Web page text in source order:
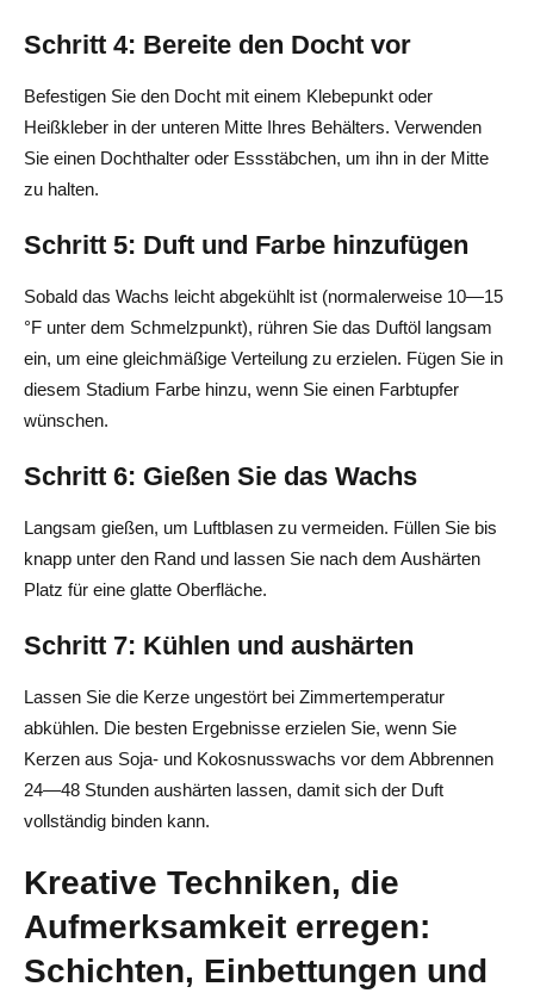
Schritt 4: Bereite den Docht vor
Befestigen Sie den Docht mit einem Klebepunkt oder
Heißkleber in der unteren Mitte Ihres Behälters. Verwenden
Sie einen Dochthalter oder Essstäbchen, um ihn in der Mitte
zu halten.
Schritt 5: Duft und Farbe hinzufügen
Sobald das Wachs leicht abgekühlt ist (normalerweise 10—15
°F unter dem Schmelzpunkt), rühren Sie das Duftöl langsam
ein, um eine gleichmäßige Verteilung zu erzielen. Fügen Sie in
diesem Stadium Farbe hinzu, wenn Sie einen Farbtupfer
wünschen.
Schritt 6: Gießen Sie das Wachs
Langsam gießen, um Luftblasen zu vermeiden. Füllen Sie bis
knapp unter den Rand und lassen Sie nach dem Aushärten
Platz für eine glatte Oberfläche.
Schritt 7: Kühlen und aushärten
Lassen Sie die Kerze ungestört bei Zimmertemperatur
abkühlen. Die besten Ergebnisse erzielen Sie, wenn Sie
Kerzen aus Soja- und Kokosnusswachs vor dem Abbrennen
24—48 Stunden aushärten lassen, damit sich der Duft
vollständig binden kann.
Kreative Techniken, die
Aufmerksamkeit erregen:
Schichten, Einbettungen und